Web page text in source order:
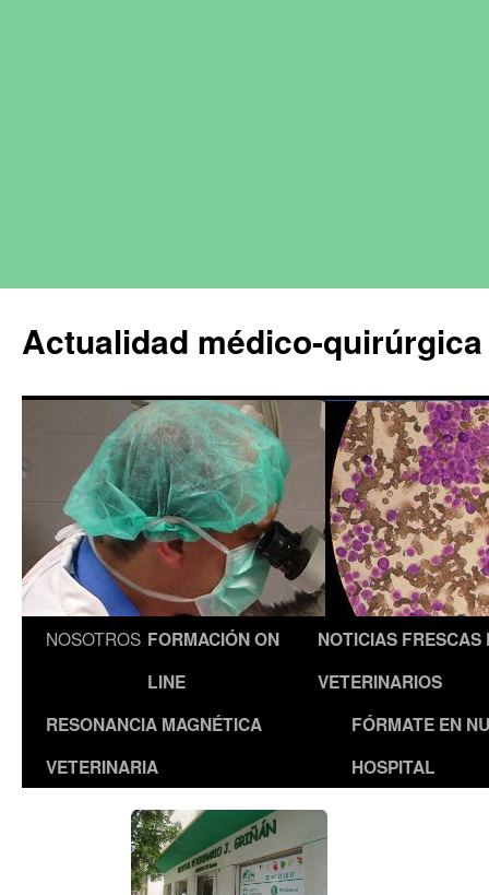
Actualidad médico-
NOSOTROS FORMACIÓN ON
LINE
NOTICIAS FRESCAS
VETERINARIOS
RESONANCIA MAGNÉTICA
VETERINARIA
FÓRMATE EN
HOSPITAL